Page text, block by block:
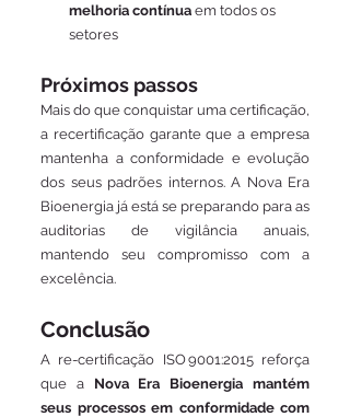
melhoria contínua em todos os
setores
Próximos passos
Mais do que conquistar uma certificação,
a recertificação garante que a empresa
mantenha a conformidade e evolução
dos seus padrões internos. A Nova Era
Bioenergia já está se preparando para as
auditorias de vigilância anuais,
mantendo seu compromisso com a
excelência.
Conclusão
A re-certificação ISO 9001:2015 reforça
que a Nova Era Bioenergia mantém
seus processos em conformidade com